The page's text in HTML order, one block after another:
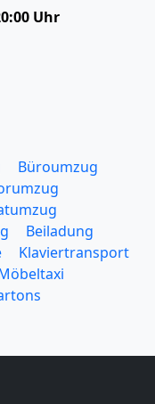
Uhr
Büroumzug
Beiladung
Klaviertransport